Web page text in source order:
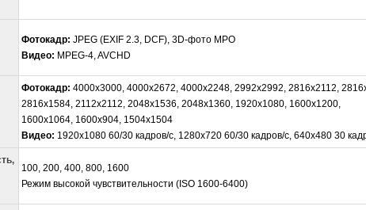
Фотокадр: JPEG (EXIF 2.3, DCF), 3D-фото MPO
Видео: MPEG-4, AVCHD
Фотокадр: 4000x3000, 4000x2672, 4000x2248, 2992x2992, 2816x2112,
2816x1584, 2112x2112, 2048x1536, 2048x1360, 1920x1080, 1600x1200,
1600x1064, 1600x904, 1504x1504
Видео: 1920х1080 60/30 кадров/с, 1280х720 60/30 кадров/с, 640х480 30
100, 200, 400, 800, 1600
Режим высокой чувствительности (ISO 1600-6400)